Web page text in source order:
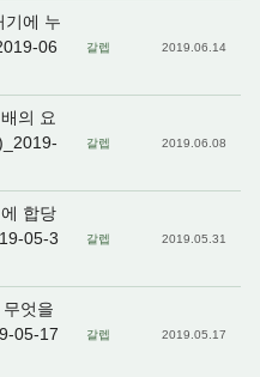
기에 누
06
갈렙 2019.06.14
의 요
갈렙 2019.06.08
합당
05-3
갈렙 2019.05.31
엇을
05-17
갈렙 2019.05.17